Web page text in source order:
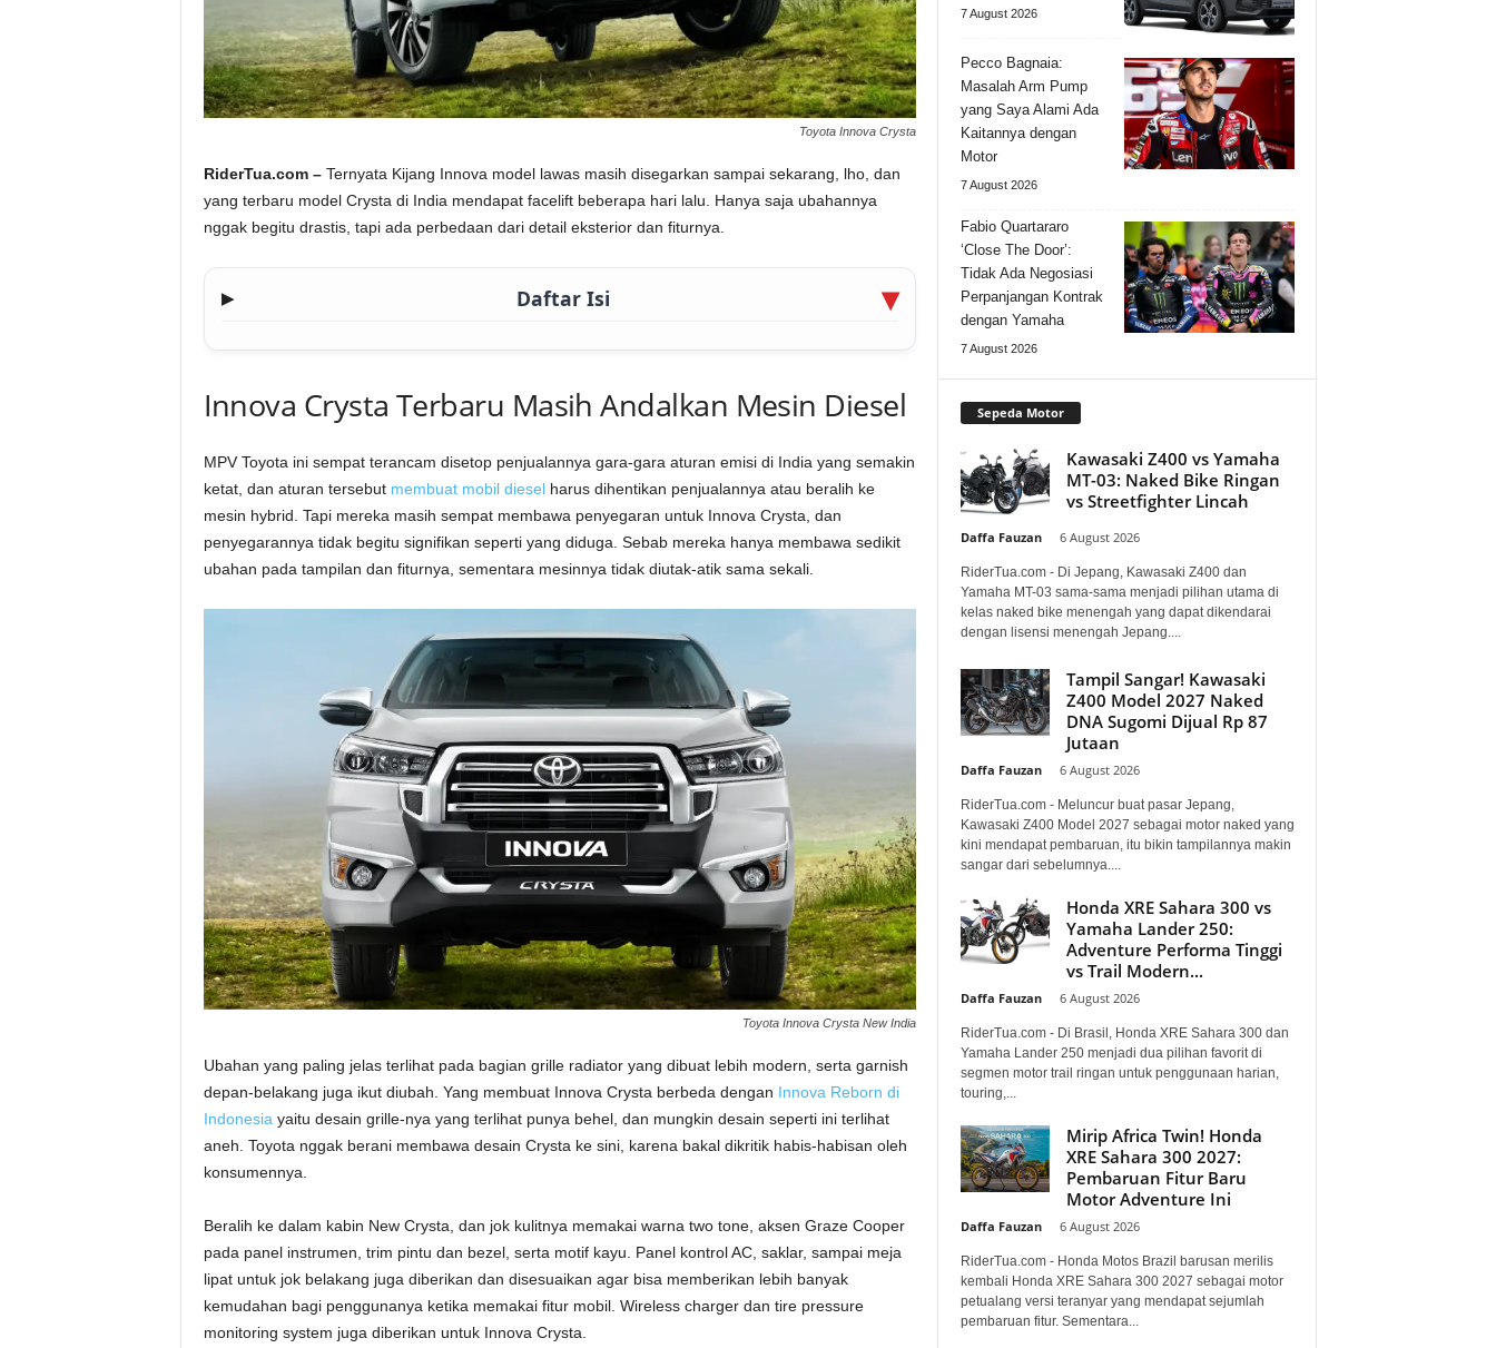
m
Toyota Innova Crysta
RiderTua.com –Ternyata Kijang Innova model lawas masih disegarkan sampai sekarang, lho, dan
yang terbaru model Crysta di India mendapat facelift beberapa hari lalu. Hanya saja ubahannya
nggak begitu drastis, tapi ada perbedaan dari detail eksterior dan fiturnya.
▶ Daftar Isi
Innova Crysta Terbaru Masih Andalkan Mesin Diesel
MPV Toyota ini sempat terancam disetop penjualannya gara-gara aturan emisi di India yang semakin
ketat, dan aturan tersebut membuat mobil dieselharus dihentikan penjualannya atau beralih ke
mesin hybrid. Tapi mereka masih sempat membawa penyegaran untuk Innova Crysta, dan
penyegarannya tidak begitu signifikan seperti yang diduga. Sebab mereka hanya membawa sedikit
ubahan pada tampilan dan fiturnya, sementara mesinnya tidak diutak-atik sama sekali.
Toyota Innova Crysta New India
Ubahan yang paling jelas terlihat pada bagian grille radiator yang dibuat lebih modern, serta garnish
depan-belakang juga ikut diubah. Yang membuat Innova Crysta berbeda dengan Innova Reborn di
Indonesiayaitu desain grille-nya yang terlihat punya behel, dan mungkin desain seperti ini terlihat
aneh. Toyota nggak berani membawa desain Crysta ke sini, karena bakal dikritik habis-habisan oleh
konsumennya.
Beralih ke dalam kabin New Crysta, dan jok kulitnya memakai warna two tone, aksen Graze Cooper
pada panel instrumen, trim pintu dan bezel, serta motif kayu. Panel kontrol AC, saklar, sampai meja
lipat untuk jok belakang juga diberikan dan disesuaikan agar bisa memberikan lebih banyak
kemudahan bagi penggunanya ketika memakai fitur mobil. Wireless charger dan tire pressure
monitoring system juga diberikan untuk Innova Crysta.
7 August 2026
Pecco Bagnaia:
Masalah Arm Pump
yang Saya Alami Ada
Kaitannya dengan
Motor
7 August 2026
Fabio Quartararo
‘Close The Door’:
Tidak Ada Negosiasi
Perpanjangan Kontrak
dengan Yamaha
7 August 2026
Sepeda Motor
Kawasaki Z400 vs Yamaha
MT-03: Naked Bike Ringan
vs Streetfighter Lincah
Daffa Fauzan 6 August 2026
RiderTua.com - Di Jepang, Kawasaki Z400 dan
Yamaha MT-03 sama-sama menjadi pilihan utama di
kelas naked bike menengah yang dapat dikendarai
dengan lisensi menengah Jepang....
Tampil Sangar! Kawasaki
Z400 Model 2027 Naked
DNA Sugomi Dijual Rp 87
Jutaan
Daffa Fauzan 6 August 2026
RiderTua.com - Meluncur buat pasar Jepang,
Kawasaki Z400 Model 2027 sebagai motor naked yang
kini mendapat pembaruan, itu bikin tampilannya makin
sangar dari sebelumnya....
Honda XRE Sahara 300 vs
Yamaha Lander 250:
Adventure Performa Tinggi
vs Trail Modern...
Daffa Fauzan 6 August 2026
RiderTua.com - Di Brasil, Honda XRE Sahara 300 dan
Yamaha Lander 250 menjadi dua pilihan favorit di
segmen motor trail ringan untuk penggunaan harian,
touring,...
Mirip Africa Twin! Honda
XRE Sahara 300 2027:
Pembaruan Fitur Baru
Motor Adventure Ini
Daffa Fauzan 6 August 2026
RiderTua.com - Honda Motos Brazil barusan merilis
kembali Honda XRE Sahara 300 2027 sebagai motor
petualang versi teranyar yang mendapat sejumlah
pembaruan fitur. Sementara...